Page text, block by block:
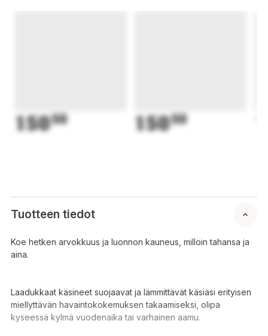
15050 15050
Tuotteen tiedot
Koe hetken arvokkuus ja luonnon kauneus, milloin tahansa ja
aina.
Laadukkaat käsineet suojaavat ja lämmittävät käsiäsi erityisen
miellyttävän havaintokokemuksen takaamiseksi, olipa
kyseessä kylmä vuodenaika tai varhainen aamu.